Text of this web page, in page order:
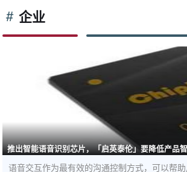
企业
推出智能语音识别芯片，「启英泰伦」要降低产品
语音交互作为最有效的沟通控制方式，可以帮